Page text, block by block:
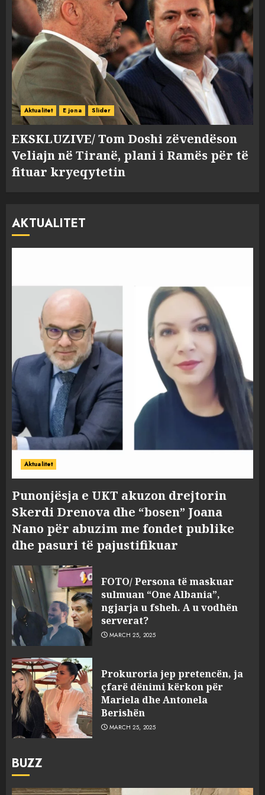
Aktualitet E jona Slider
EKSKLUZIVE/ Tom Doshi zëvendëson
Veliajn në Tiranë, plani i Ramës për të
fituar kryeqytetin
AKTUALITET
Aktualitet
Punonjësja e UKT akuzon drejtorin
Skerdi Drenova dhe “bosen” Joana
Nano për abuzim me fondet publike
dhe pasuri të pajustifikuar
FOTO/ Persona të maskuar
sulmuan “One Albania”,
ngjarja u fsheh. A u vodhën
serverat?
MARCH 25, 2025
Prokuroria jep pretencën, ja
çfarë dënimi kërkon për
Mariela dhe Antonela
Berishën
MARCH 25, 2025
BUZZ